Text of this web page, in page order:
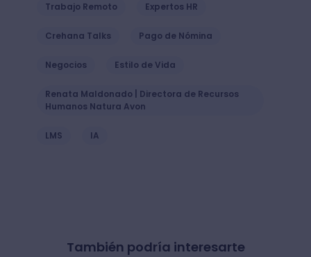
Trabajo Remoto Expertos HR
Crehana Talks Pago de Nómina
Negocios Estilo de Vida
Renata Maldonado | Directora de Recursos
Humanos Natura Avon
LMS IA
También podría interesarte